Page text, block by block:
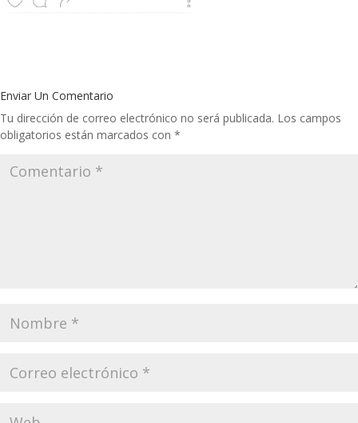
Enviar Un Comentario
Tu dirección de correo electrónico no será publicada. Los campos
obligatorios están marcados con *